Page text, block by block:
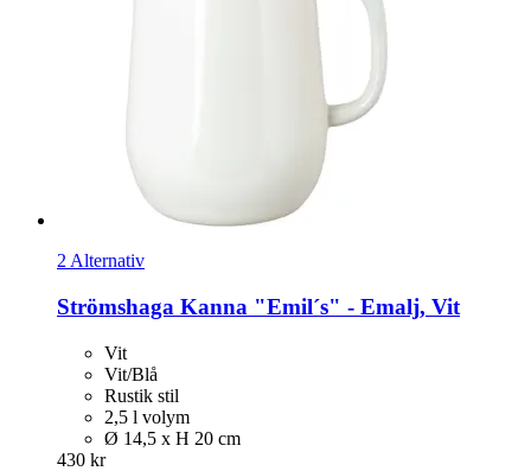
2 Alternativ
Strömshaga Kanna "Emil´s" -​ Emalj, Vit
Vit
Vit/Blå
Rustik stil
2,5 l volym
Ø 14,5 x H 20 cm
430 kr